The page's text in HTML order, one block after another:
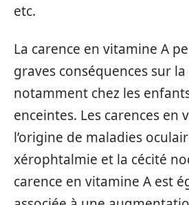
etc.
La carence en vitamine A
graves conséquences sur la
notamment chez les
enceintes. Les carences en
l’origine de maladies
xérophtalmie et la cécité
carence en vitamine A est